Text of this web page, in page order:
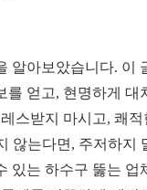
알아보았습니다. 이
를 얻고, 현명하게 대
스받지 마시고, 쾌적
않는다면, 주저하지
있는 하수구 뚫는 업